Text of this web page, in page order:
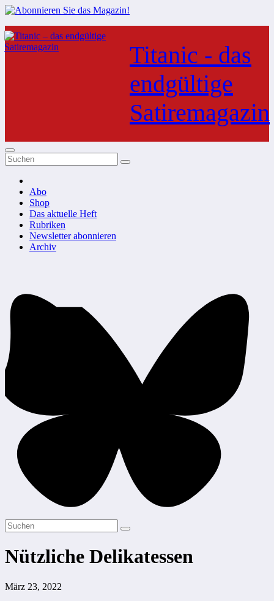
Zum
Inhalt
springen
Titanic - das
endgültige
Satiremagazin
Abo
Shop
Das aktuelle Heft
Rubriken
Newsletter abonnieren
Archiv
Nützliche Delikatessen
März 23, 2022